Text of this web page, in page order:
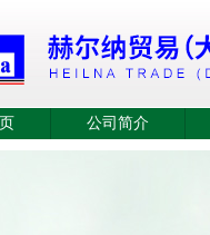
公司简介